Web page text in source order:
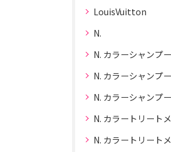
LouisVuitton
N.
N. カラーシャンプ
N. カラーシャンプ
N. カラーシャンプ
N. カラートリートメ
N. カラートリートメン